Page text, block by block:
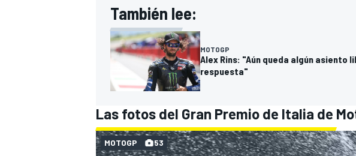
También lee:
MOTOGP
Alex Rins: "Aún queda algún asiento
respuesta"
Las fotos del Gran Premio de Italia de
MOTOGP 53